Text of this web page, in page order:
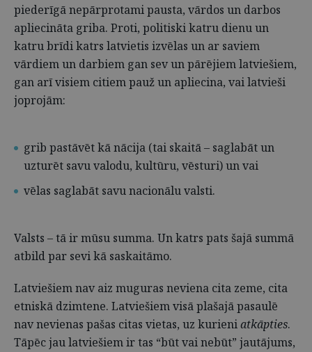
piederīgā nepārprotami pausta, vārdos un darbos
apliecināta griba. Proti, politiski katru dienu un
katru brīdi katrs latvietis izvēlas un ar saviem
vārdiem un darbiem gan sev un pārējiem latviešiem,
gan arī visiem citiem pauž un apliecina, vai latvieši
joprojām:
grib pastāvēt kā nācija (tai skaitā – saglabāt un
uzturēt savu valodu, kultūru, vēsturi) un vai
vēlas saglabāt savu nacionālu valsti.
Valsts – tā ir mūsu summa. Un katrs pats šajā summā
atbild par sevi kā saskaitāmo.
Latviešiem nav aiz muguras neviena cita zeme, cita
etniskā dzimtene. Latviešiem visā plašajā pasaulē
nav nevienas pašas citas vietas, uz kurieniatkāpties.
Tāpēc jau latviešiem ir tas “būt vai nebūt” jautājums,